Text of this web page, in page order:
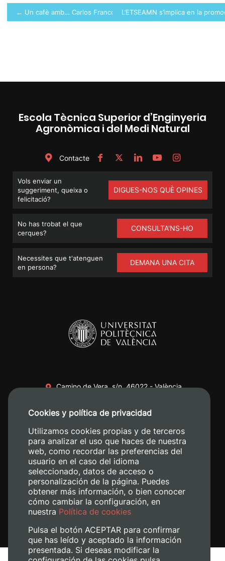
Navegació
d'entrades
← Un cafè amb… Carlos Franco MartínezL’ETSEAMN s’implica en la
Escola Tècnica Superior d’Enginyeria
Agronòmica i del Medi Natural
Contacte
Vols enviar un
suggeriment, queixa o
felicitació?
DIGUES-NOS QUÈ OPINES
No has trobat el que
cerques?
CONSULTA'NS-HO
Necessites que t'atenguen
en persona?
DEMANA UNA CITA
Camino de Vera, s/n. 46022 - València
+34 620 04 00 50
Cookies y política de privacidad
Utilizamos cookies propias y de terceros
para analizar el uso que haces de nuestra
web, como recordar las preferencias del
usuario en el caso del idioma
seleccionado, datos de acceso o
personalización de la página. Puedes
obtener más información, o bien conocer
cómo cambiar la configuración, en
nuestra Política de cookies
Pulsa el botón ACEPTAR para confirmar
que has leído y aceptado la información
presentada. Si deseas modificar la